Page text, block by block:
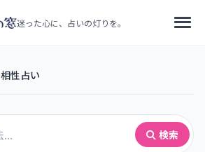
迷った心に、占いの灯りを。
相性占い
検索